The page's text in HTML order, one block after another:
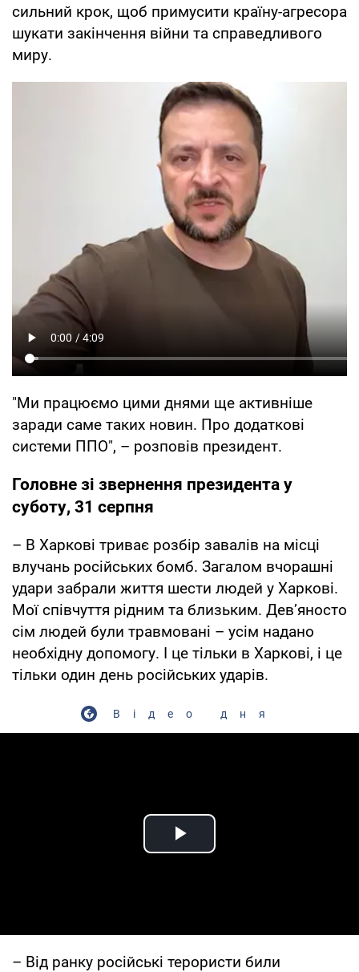
сильний крок, щоб примусити країну-агресора
шукати закінчення війни та справедливого
миру.
"Ми працюємо цими днями ще активніше
заради саме таких новин. Про додаткові
системи ППО", – розповів президент.
Головне зі звернення президента у
суботу, 31 серпня
– В Харкові триває розбір завалів на місці
влучань російських бомб. Загалом вчорашні
удари забрали життя шести людей у Харкові.
Мої співчуття рідним та близьким. Девʼяносто
сім людей були травмовані – усім надано
необхідну допомогу. І це тільки в Харкові, і це
тільки один день російських ударів.
Відео дня
Play Video
– Від ранку російські терористи били